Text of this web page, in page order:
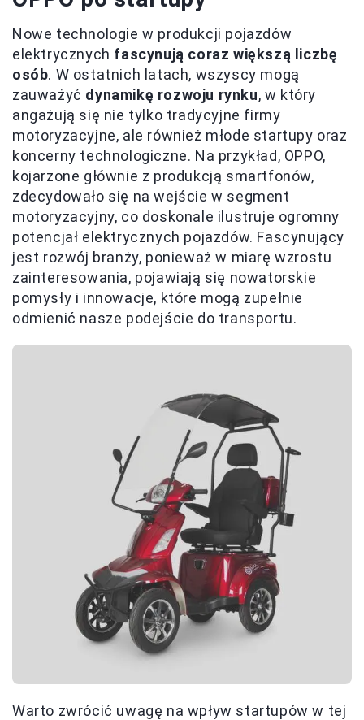
Nowe technologie w produkcji pojazdów
elektrycznych fascynują coraz większą liczbę
osób. W ostatnich latach, wszyscy mogą
zauważyć dynamikę rozwoju rynku, w który
angażują się nie tylko tradycyjne firmy
motoryzacyjne, ale również młode startupy oraz
koncerny technologiczne. Na przykład, OPPO,
kojarzone głównie z produkcją smartfonów,
zdecydowało się na wejście w segment
motoryzacyjny, co doskonale ilustruje ogromny
potencjał elektrycznych pojazdów. Fascynujący
jest rozwój branży, ponieważ w miarę wzrostu
zainteresowania, pojawiają się nowatorskie
pomysły i innowacje, które mogą zupełnie
odmienić nasze podejście do transportu.
Warto zwrócić uwagę na wpływ startupów w tej